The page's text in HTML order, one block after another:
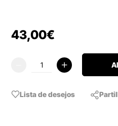
43,00€
Lista de desejos